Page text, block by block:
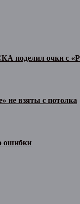
поделил очки с
не взяты с потолка
ошибки